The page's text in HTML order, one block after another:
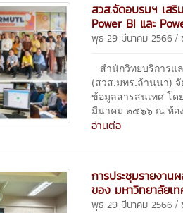
สวส.จัดอบรมฯ เสริ
Power BI และ
พุธ 29 มีนาคม 2566 /
สำนักวิทยบริการแ
(สวส.มทร.ล้านนา) จั
ข้อมูลสารสนเทศ โด
มีนาคม ๒๕๖๖ ณ ห้อ
อ่านต่อ
การประชุมรายงาน
ของ มหาวิทยาลัยเ
พุธ 29 มีนาคม 2566 /